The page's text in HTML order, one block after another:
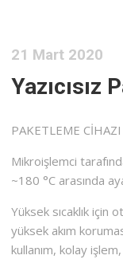
21 Mart 2020
Yazıcısız
PAKETLEME CİHAZI
Mikroişlemci
~180 °C arasında
Yüksek sıcaklık için
yüksek akım
kullanım, kolay